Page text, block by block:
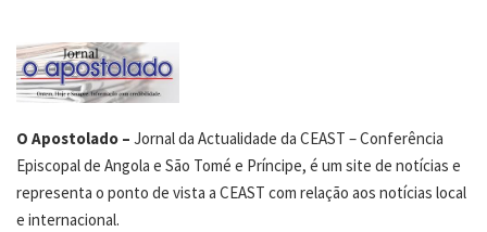
O Apostolado – Jornal da Actualidade da CEAST – Conferência
Episcopal de Angola e São Tomé e Príncipe, é um site de notícias e
representa o ponto de vista a CEAST com relação aos notícias local
e internacional.